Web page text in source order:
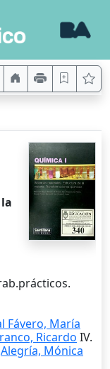
Fávero, María
Ricardo IV.
Alegría, Mónica